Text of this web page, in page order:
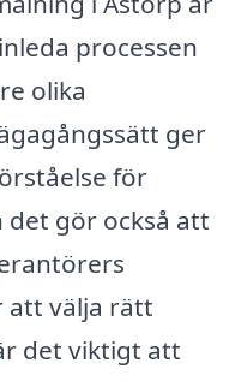
processen
olika
ger
för
gör också att
att välja rätt
det viktigt att